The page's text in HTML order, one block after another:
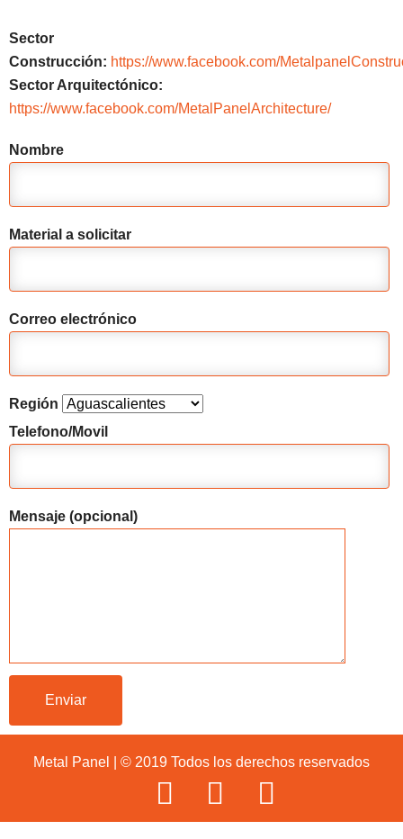
Sector
Construcción: https://www.facebook.com/
Sector Arquitectónico:
https://www.facebook.com/MetalPanelArchitecture/
Nombre
Material a solicitar
Correo electrónico
Región
Telefono/Movil
Mensaje (opcional)
Metal Panel | © 2019 Todos los derechos reservados